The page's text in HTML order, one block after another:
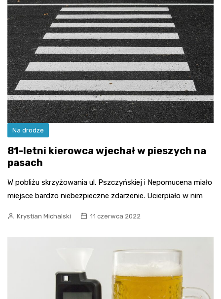
Na drodze
81-letni kierowca wjechał w pieszych na
pasach
W pobliżu skrzyżowania ul. Pszczyńskiej i Nepomucena miało
miejsce bardzo niebezpieczne zdarzenie. Ucierpiało w nim
Krystian Michalski 11 czerwca 2022